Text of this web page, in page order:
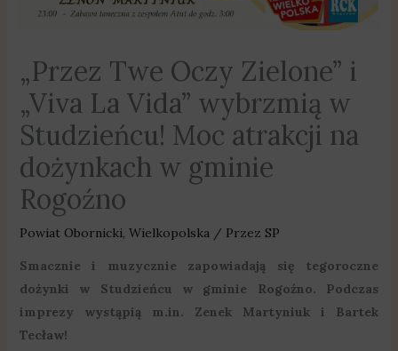
„Przez Twe Oczy Zielone” i
„Viva La Vida” wybrzmią w
Studzieńcu! Moc atrakcji na
dożynkach w gminie
Rogoźno
Powiat Obornicki, Wielkopolska/ Przez SP
Smacznie i muzycznie zapowiadają się tegoroczne
dożynki w Studzieńcu w gminie Rogoźno. Podczas
imprezy wystąpią m.in. Zenek Martyniuk i Bartek
Tecław!